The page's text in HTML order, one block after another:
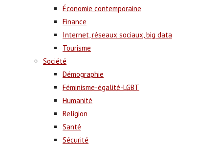
Économie contemporaine
Finance
Internet, réseaux sociaux, big data
Tourisme
Société
Démographie
Féminisme-égalité-LGBT
Humanité
Religion
Santé
Sécurité